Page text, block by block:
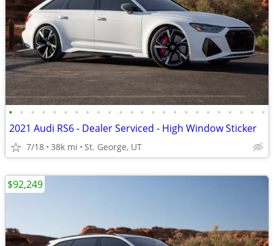
• • • • • • • • • • • • • • • • • • • • • • • •
2021 Audi RS6 - Dealer Serviced - High Window Sticker
7/18 38k mi St. George, UT
$92,249